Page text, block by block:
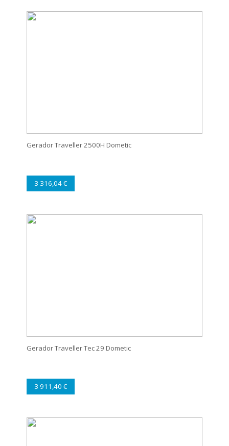
Gerador Traveller 2500H Dometic
3 316,04 €
Gerador Traveller Tec 29 Dometic
3 911,40 €